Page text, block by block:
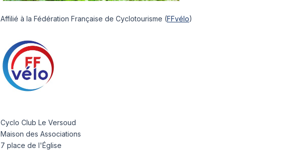
Affilié à la Fédération Française de Cyclotourisme (FFvélo)
Cyclo Club Le Versoud
Maison des Associations
7 place de l'Église